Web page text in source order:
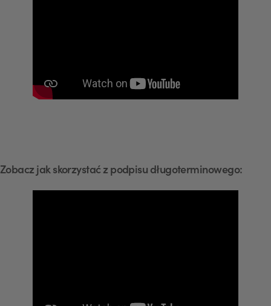
Zobacz jak skorzystać z podpisu długoterminowego: